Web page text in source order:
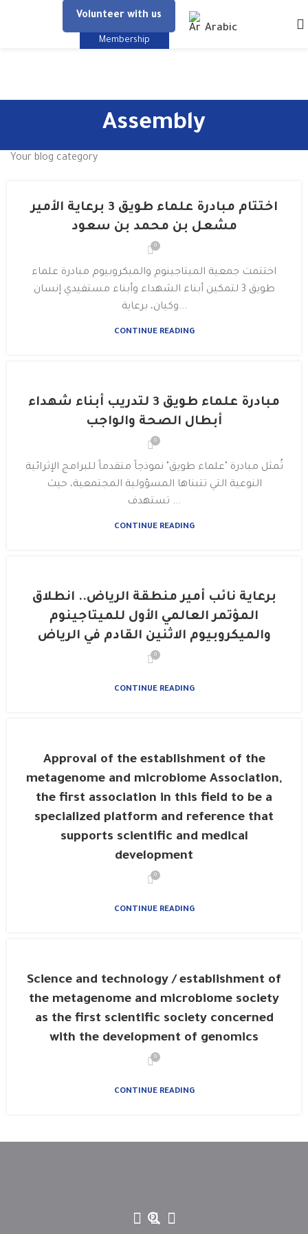
Volunteer with us
Membership
Arabic
Assembly
Your blog category
اختتام مبادرة علماء طويق 3 برعاية الأمير
مشعل بن محمد بن سعود
0
اختتمت جمعية الميتاجينوم والميكروبيوم مبادرة علماء
طويق 3 لتمكين أبناء الشهداء وأبناء مستفيدي إنسان
وكيان، برعاية...
CONTINUE READING
مبادرة علماء طويق 3 لتدريب أبناء شهداء
أبطال الصحة والواجب
0
تُمثل مبادرة "علماء طويق" نموذجاً متقدماً للبرامج الإثرائية
النوعية التي تتبناها المسؤولية المجتمعية، حيث
تستهدف ...
CONTINUE READING
برعاية نائب أمير منطقة الرياض.. انطلاق
المؤتمر العالمي الأول للميتاجينوم
والميكروبيوم الاثنين القادم في الرياض
0
CONTINUE READING
Approval of the establishment of the
metagenome and microbiome Association,
the first association in this field to be a
specialized platform and reference that
supports scientific and medical
development
0
CONTINUE READING
Science and technology / establishment of
the metagenome and microbiome society
as the first scientific society concerned
with the development of genomics
0
CONTINUE READING